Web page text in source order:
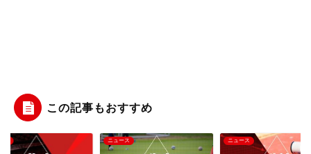
この記事もおすすめ
ニュース ニュース